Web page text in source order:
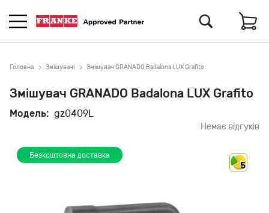
Головна Змішувачі Змішувач GRANADO Badalona LUX Grafito
Змішувач GRANADO Badalona LUX Grafito
Модель: gz0409L
Немає відгуків
Безкоштовна доставка
5